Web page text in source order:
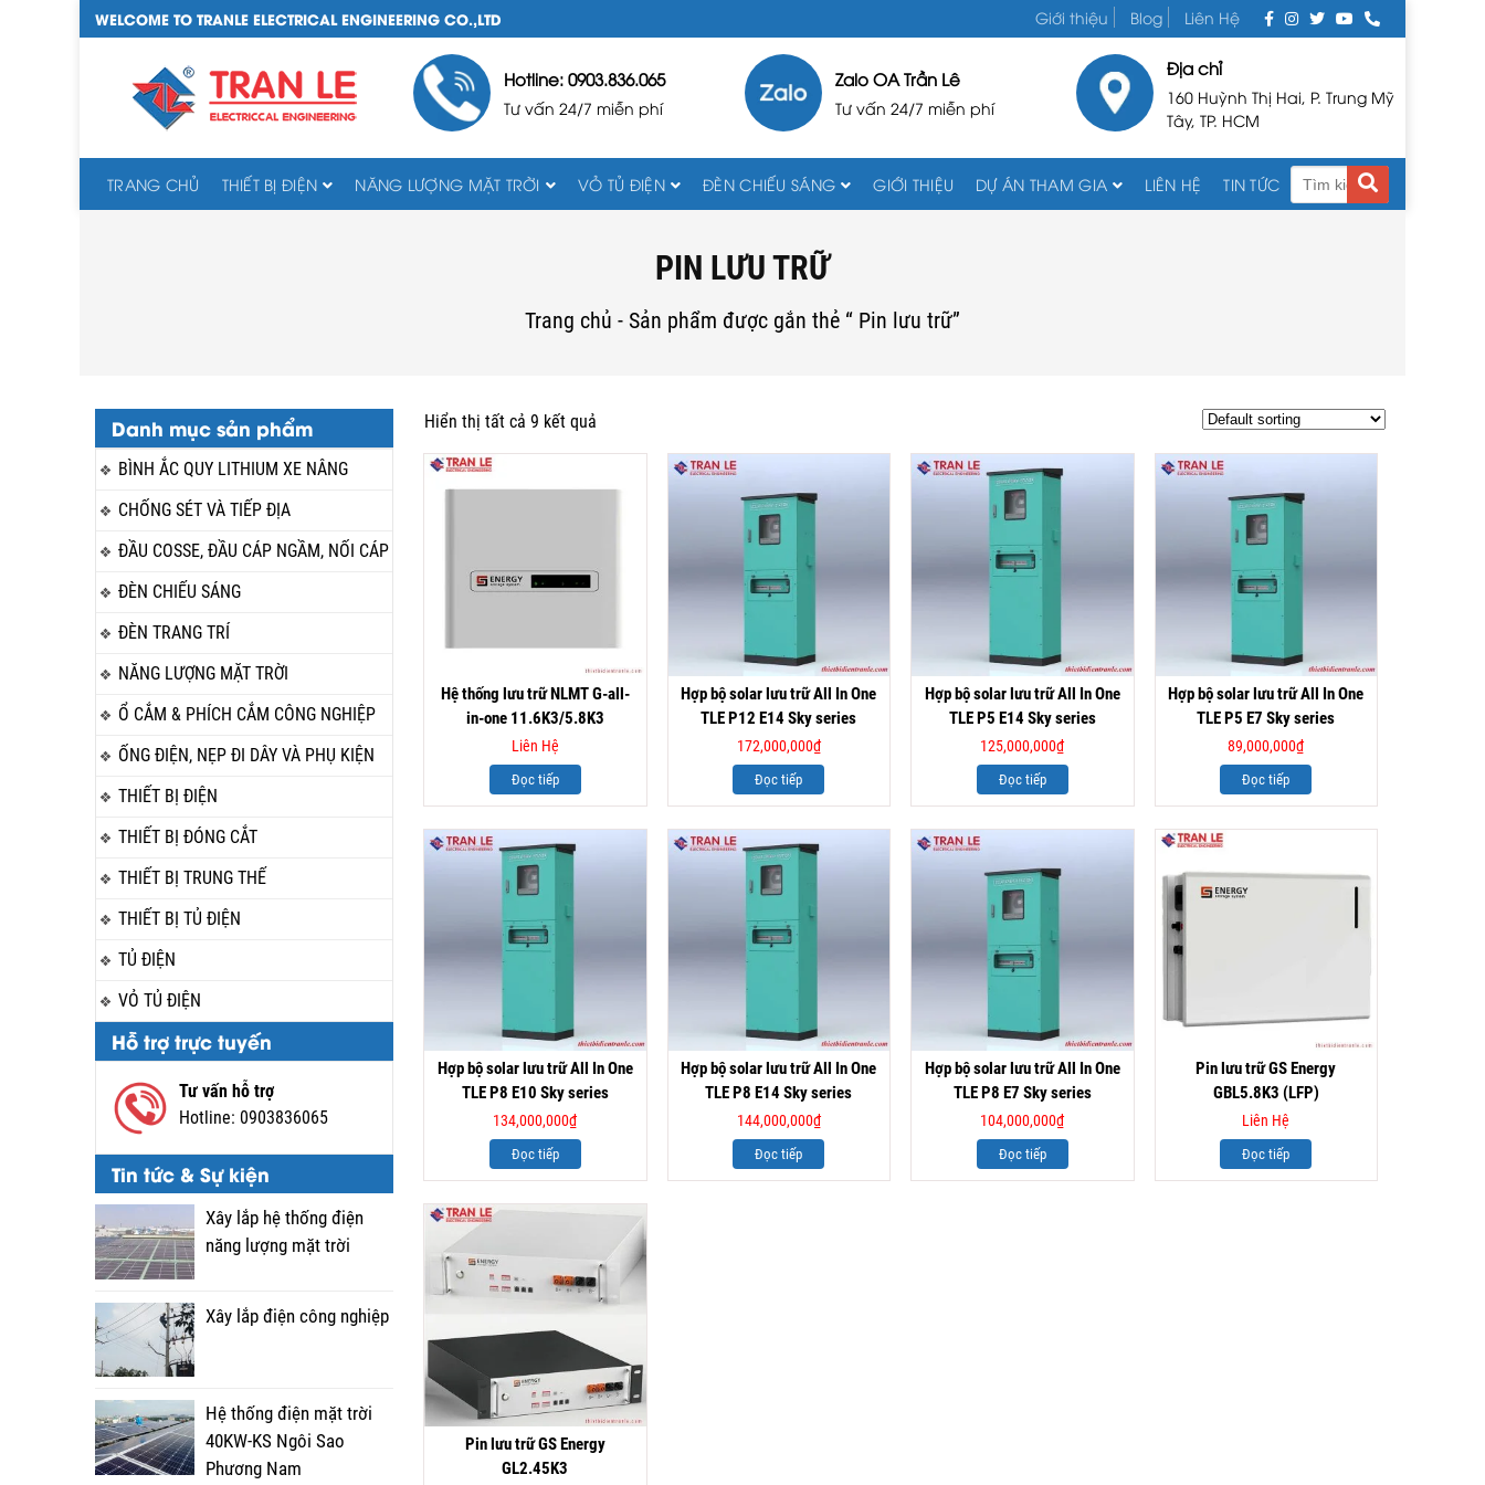
WELCOME TO TRANLE ELECTRICAL ENGINEERING CO.,LTD Giới thiệu Blog Liên Hệ
Hotline: 0903.836.065
Tư vấn 24/7 miễn phí
Zalo OA Trần Lê
Tư vấn 24/7 miễn phí
Địa chỉ
160 Huỳnh Thị Hai, P. Trung Mỹ
Tây, TP. HCM
TRANG CHỦ THIẾT BỊ ĐIỆN NĂNG LƯỢNG MẶT TRỜI VỎ TỦ ĐIỆN ĐÈN CHIẾU SÁNG GIỚI THIỆU DỰ ÁN THAM GIA LIÊN HỆ TIN TỨC
PIN LƯU TRỮ
Trang chủ - Sản phẩm được gắn thẻ “ Pin lưu trữ”
Danh mục sản phẩm
BÌNH ẮC QUY LITHIUM XE NÂNG
CHỐNG SÉT VÀ TIẾP ĐỊA
ĐẦU COSSE, ĐẦU CÁP NGẦM, NỐI CÁP
ĐÈN CHIẾU SÁNG
ĐÈN TRANG TRÍ
NĂNG LƯỢNG MẶT TRỜI
Ổ CẮM & PHÍCH CẮM CÔNG NGHIỆP
ỐNG ĐIỆN, NẸP ĐI DÂY VÀ PHỤ KIỆN
THIẾT BỊ ĐIỆN
THIẾT BỊ ĐÓNG CẮT
THIẾT BỊ TRUNG THẾ
THIẾT BỊ TỦ ĐIỆN
TỦ ĐIỆN
VỎ TỦ ĐIỆN
Hỗ trợ trực tuyến
Tư vấn hỗ trợ
Hotline: 0903836065
Tin tức & Sự kiện
Xây lắp hệ thống điện
năng lượng mặt trời
Xây lắp điện công nghiệp
Hệ thống điện mặt trời
40KW-KS Ngôi Sao
Phương Nam
Hiển thị tất cả 9 kết quả
Hệ thống lưu trữ NLMT G-all-
in-one 11.6K3/5.8K3
Liên Hệ
Đọc tiếp
Hợp bộ solar lưu trữ All In One
TLE P12 E14 Sky series
172,000,000₫
Đọc tiếp
Hợp bộ solar lưu trữ All In One
TLE P5 E14 Sky series
125,000,000₫
Đọc tiếp
Hợp bộ solar lưu trữ All In One
TLE P5 E7 Sky series
89,000,000₫
Đọc tiếp
Hợp bộ solar lưu trữ All In One
TLE P8 E10 Sky series
134,000,000₫
Đọc tiếp
Hợp bộ solar lưu trữ All In One
TLE P8 E14 Sky series
144,000,000₫
Đọc tiếp
Hợp bộ solar lưu trữ All In One
TLE P8 E7 Sky series
104,000,000₫
Đọc tiếp
Pin lưu trữ GS Energy
GBL5.8K3 (LFP)
Liên Hệ
Đọc tiếp
Pin lưu trữ GS Energy
GL2.45K3